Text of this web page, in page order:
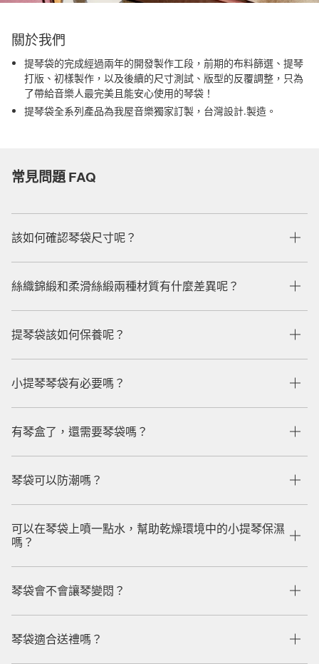
關於我們
提琴袋的完成經過兩年的開發製作工段，前期的布料篩選、提琴
打版、初樣製作，以及後續的尺寸測試、版型的反覆調整，只為
了帶給音樂人最完美且能安心使用的琴袋！
提琴袋全系列產品為我屋音樂獨家訂製，台灣設計.製造。
常見問題 FAQ
該如何確認琴袋尺寸呢？
絲織錦緞和柔滑絲緞兩種材質有什麼差異呢？
提琴袋該如何保養呢？
小提琴琴袋有必要嗎？
有琴盒了，還需要琴袋嗎？
琴袋可以防潮嗎？
可以在琴袋上噴一點水，幫助乾燥環境中的小提琴保濕
嗎？
琴袋會不會讓琴變悶？
琴袋適合送禮嗎？